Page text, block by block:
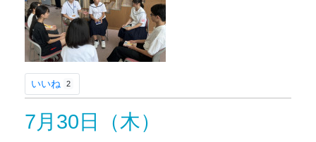
いいね 2
7月30日（木）